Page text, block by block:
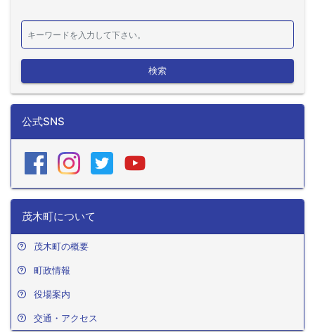
検索
公式SNS
茂木町について
茂木町の概要
町政情報
役場案内
交通・アクセス